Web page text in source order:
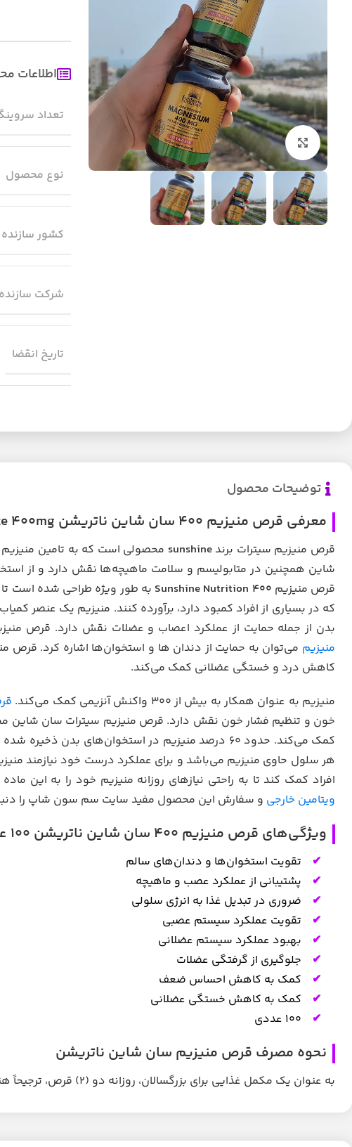
بزرگنمایی تصویر
اطلاعات
تعداد
نوع محصول
کشور سازنده
شرکت سازنده
تاریخ انقضا
توضیحات محصول
معرفی قرص منیزیم 400 سان شاین ناتریشن Sunshine Nutrition Magnesium Citrate 400mg
قرص منیزیم سیترات برندsunshine محصولی است که به تامین
شاین همچنین در متابولیسم و سلامت ماهیچه‌ها نقش دارد و از
قرص منیزیم 400 Sunshine Nutrition
به طور ویژه طراحی شده است تا
که در بسیاری از افراد کمبود دارد، برآورده کنند. منیزیم یک عنصر
بدن از جمله حمایت از عملکرد اعصاب و عضلات نقش دارد. قرص
منیزیم می‌توان به حمایت از دندان ‌ها و استخوان‌ها اشاره کرد. قرص
کاهش درد و خستگی عضلانی کمک می‌کند.
منیزیم به عنوان همکار به بیش از ۳۰۰ واکنش آنزیمی کمک می‌کند.
خون و تنظیم فشار خون نقش دارد. قرص منیزیم سیترات سان شاین
کمک می‌کند. حدود ۶۰ درصد منیزیم در استخوان‌های
هر سلول حاوی منیزیم می‌باشد و برای عملکرد درست خود نیازمند
افراد کمک کند تا به راحتی نیازهای روزانه منیزیم خود را به این
ویتامین خارجی و سفارش این محصول مفید سایت سم سون شاپ را
ویژگی‌های قرص منیزیم 400 سان شاین ناتریشن 100 عددی
تقویت استخوان‌ها و دندان‌های سالم
پشتیبانی از عملکرد عصب و ماهیچه
ضروری در تبدیل غذا به انرژی سلولی
تقویت عملکرد سیستم عصبی
بهبود عملکرد سیستم عضلانی
جلوگیری از گرفتگی عضلات
کمک به کاهش احساس ضعف
کمک به کاهش خستگی عضلانی
100 عددی
نحوه مصرف قرص منیزیم سان شاین ناتریشن
به عنوان یک مکمل غذایی برای بزرگسالان، روزانه دو (2) قرص، ترجیحاً هنگام غذا یا طبق دستور پزشک مصرف شود.